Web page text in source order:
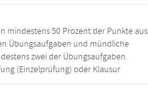
mindestens 50 Prozent der Punkte aus
Übungsaufgaben und mündliche
zwei der Übungsaufgaben.
(Einzelprüfung) oder Klausur